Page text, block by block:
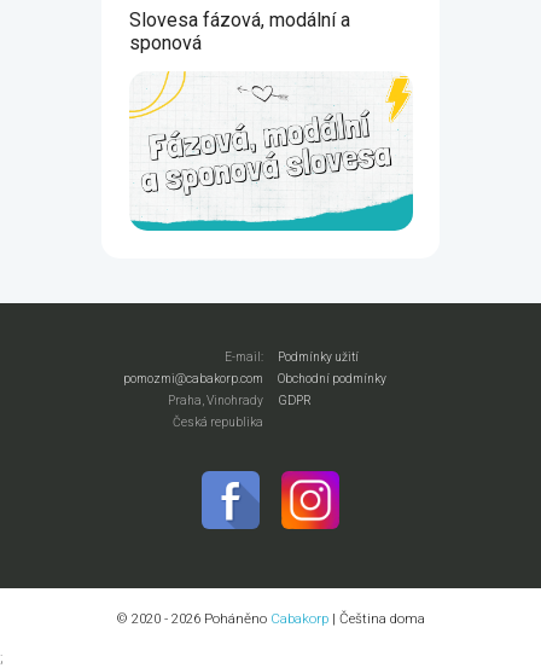
Slovesa fázová, modální a
sponová
E-mail:
pomozmi@cabakorp.com
Praha, Vinohrady
Česká republika
Podmínky užití
Obchodní podmínky
GDPR
© 2020 - 2026 Poháněno Cabakorp| Čeština doma
;